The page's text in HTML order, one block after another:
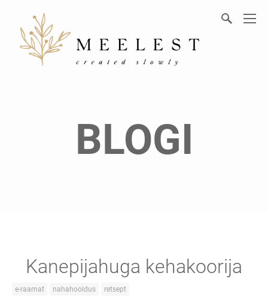
BLOGI
Kanepijahuga kehakoorija
e-raamat nahahooldus retsept